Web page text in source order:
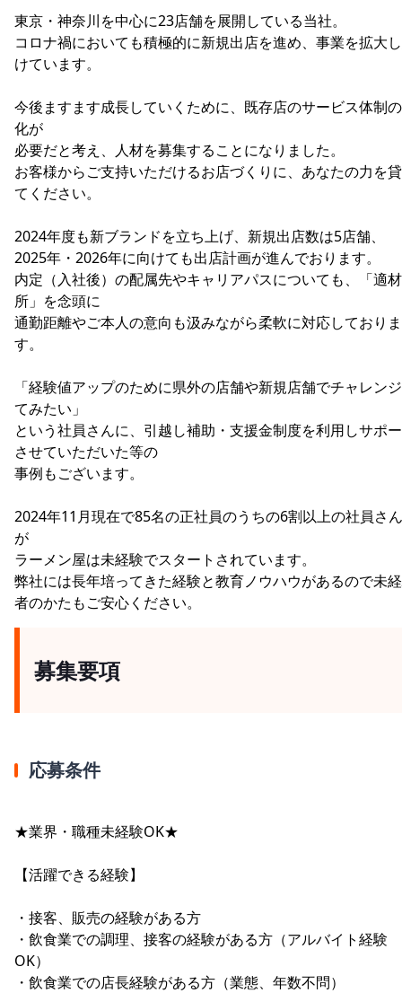
東京・神奈川を中心に23店舗を展開している当社。
コロナ禍においても積極的に新規出店を進め、事業を拡大
けています。
今後ますます成長していくために、既存店のサービス体制
化が
必要だと考え、人材を募集することになりました。
お客様からご支持いただけるお店づくりに、あなたの力を
てください。
2024年度も新ブランドを立ち上げ、新規出店数は5店舗、
2025年・2026年に向けても出店計画が進んでおります。
内定（入社後）の配属先やキャリアパスについても、「適
所」を念頭に
通勤距離やご本人の意向も汲みながら柔軟に対応しておりま
す。
「経験値アップのために県外の店舗や新規店舗でチャレン
てみたい」
という社員さんに、引越し補助・支援金制度を利用しサポ
させていただいた等の
事例もございます。
2024年11月現在で85名の正社員のうちの6割以上の社員さん
が
ラーメン屋は未経験でスタートされています。
弊社には長年培ってきた経験と教育ノウハウがあるので未
者のかたもご安心ください。
募集要項
応募条件
★業界・職種未経験OK★
【活躍できる経験】
・接客、販売の経験がある方
・飲食業での調理、接客の経験がある方（アルバイト経験
OK）
・飲食業での店長経験がある方（業態、年数不問）